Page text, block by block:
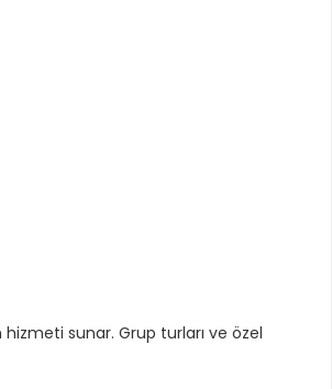
sunar. Grup turları ve özel